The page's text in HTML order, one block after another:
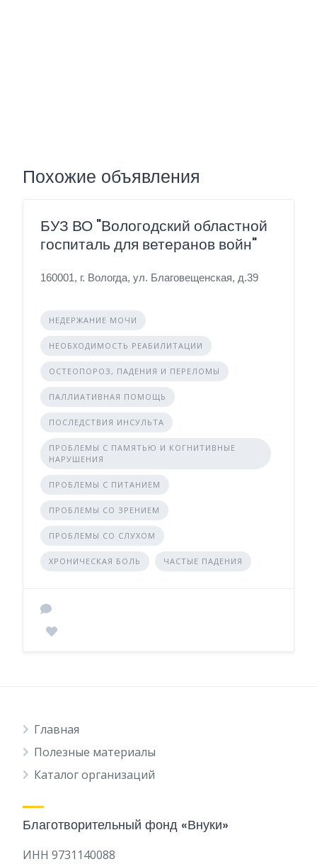
Похожие объявления
БУЗ ВО "Вологодский областной
госпиталь для ветеранов войн"
160001, г. Вологда, ул. Благовещенская, д.39
НЕДЕРЖАНИЕ МОЧИ
НЕОБХОДИМОСТЬ РЕАБИЛИТАЦИИ
ОСТЕОПОРОЗ, ПАДЕНИЯ И ПЕРЕЛОМЫ
ПАЛЛИАТИВНАЯ ПОМОЩЬ
ПОСЛЕДСТВИЯ ИНСУЛЬТА
ПРОБЛЕМЫ С ПАМЯТЬЮ И КОГНИТИВНЫЕ
НАРУШЕНИЯ
ПРОБЛЕМЫ С ПИТАНИЕМ
ПРОБЛЕМЫ СО ЗРЕНИЕМ
ПРОБЛЕМЫ СО СЛУХОМ
ХРОНИЧЕСКАЯ БОЛЬ ЧАСТЫЕ ПАДЕНИЯ
Главная
Полезные материалы
Каталог организаций
Благотворительный фонд «Внуки»
ИНН 9731140088